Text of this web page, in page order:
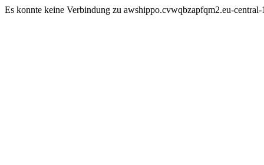
Es konnte keine Verbindung zu awshippo.cvwqbzapfqm2.eu-